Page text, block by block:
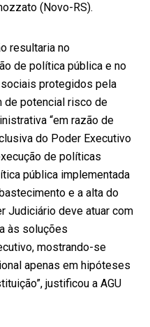
(Novo-RS).
resultaria no
de política pública e no
protegidos pela
de potencial risco de
“em razão de
do Poder Executivo
de políticas
pública implementada
e a alta do
Judiciário deve atuar com
às soluções
mostrando-se
apenas em hipóteses
justificou a AGU